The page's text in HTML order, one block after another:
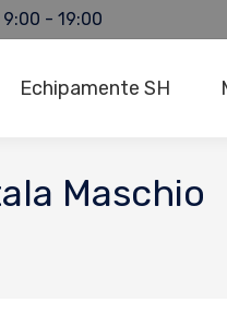
- 19:00
Echipamente SH
Maschio